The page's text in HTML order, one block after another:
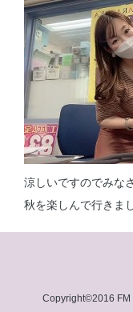
涼しいですのでみな
秋を楽しんで行きま
Copyright©2016 FM